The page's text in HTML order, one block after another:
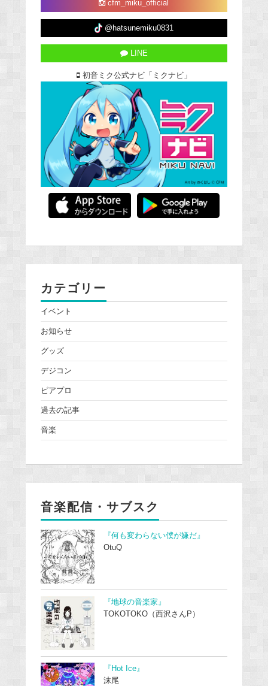
cfm_miku_official
@hatsunemiku0831
LINE
初音ミク公式ナビ「ミクナビ」
カテゴリー
イベント
お知らせ
グッズ
デジコン
ピアプロ
過去の記事
音楽
音楽配信・サブスク
『何も変わらない僕が嫌だ』
OtuQ
『地球の音楽家』
TOKOTOKO（西沢さんP）
『Hot Ice』
沫尾